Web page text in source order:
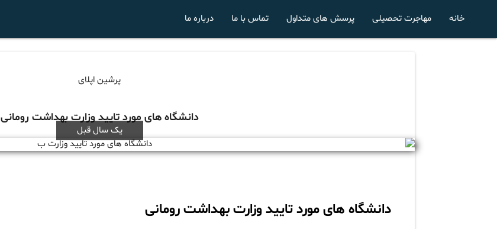
خانه مهاجرت تحصیلی پرسش های متداول تماس با ما درباره ما
پرشین اپلای
دانشگاه های مورد تایید وزارت بهداشت رومانی
یک سال قبل
دانشگاه های مورد تایید وزارت بهداشت رومانی